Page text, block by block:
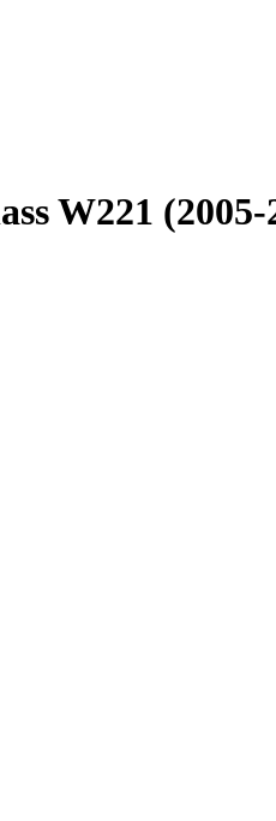
W221